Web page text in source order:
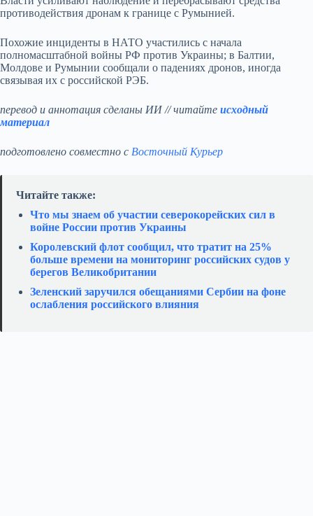
противодействия дронам к границе с Румынией.
Похожие инциденты в НАТО участились с начала
полномасштабной войны РФ против Украины; в Балтии,
Молдове и Румынии сообщали о падениях дронов, иногда
связывая их с российской РЭБ.
перевод и аннотация сделаны ИИ // читайте исходный
материал
подготовлено совместно с Восточный Курьер
Читайте также:
Что мы знаем об участии северокорейских сил в
войне России против Украины
Королевский флот сообщил, что тратит на 25%
больше времени на мониторинг российских судов у
берегов Великобритании
Зеленский заручился обещаниями Сербии на фоне
ослабления российского влияния